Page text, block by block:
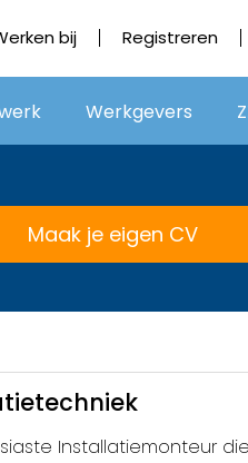
bij Registreren
Werkgevers
Maak je eigen CV
Installatiemonteur